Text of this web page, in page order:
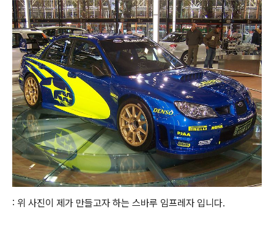
: 위 사진이 제가 만들고자 하는 스바루 임프레자 입니다.